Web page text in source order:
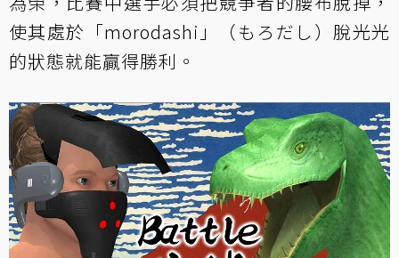
使其處於「morodashi」（もろだし）脫光光
的狀態就能贏得勝利。